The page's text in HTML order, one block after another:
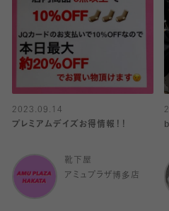
2023.09.14
プレミアムデイズお得情報！！
靴下屋
アミュプラザ博多店